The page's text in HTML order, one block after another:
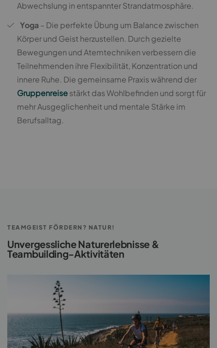
Abwechslung in entspannter Strandatmosphäre.
Yoga – Die perfekte Übung um Balance zwischen
Körper und Geist herzustellen. Durch gezielte
Bewegungen und Atemtechniken verbessern die
Teilnehmenden ihre Flexibilität, Konzentration und
innere Ruhe. Die gemeinsame Praxis während der
Gruppenreisestärkt das Wohlbefinden und sorgt für
mehr Ausgeglichenheit und mentale Stärke im
Berufsalltag.
TEAMGEIST FÖRDERN? NATUR!
Unvergessliche Naturerlebnisse &
Teambuilding-Aktivitäten